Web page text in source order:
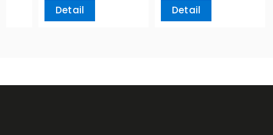
Detail Detail